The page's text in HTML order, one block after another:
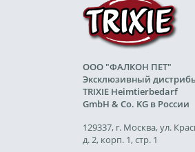
ООО "ФАЛКОН ПЕТ"
Эксклюзивный
TRIXIE Heimtierbedarf
GmbH & Co. KG в России
129337, г. Москва, ул.
д. 2, корп. 1, стр. 1